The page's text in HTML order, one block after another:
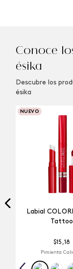
Conoce
ésika
Descubre los
ésika
NUEVO
Labial
Tattoo
$15 ,18
Pimienta